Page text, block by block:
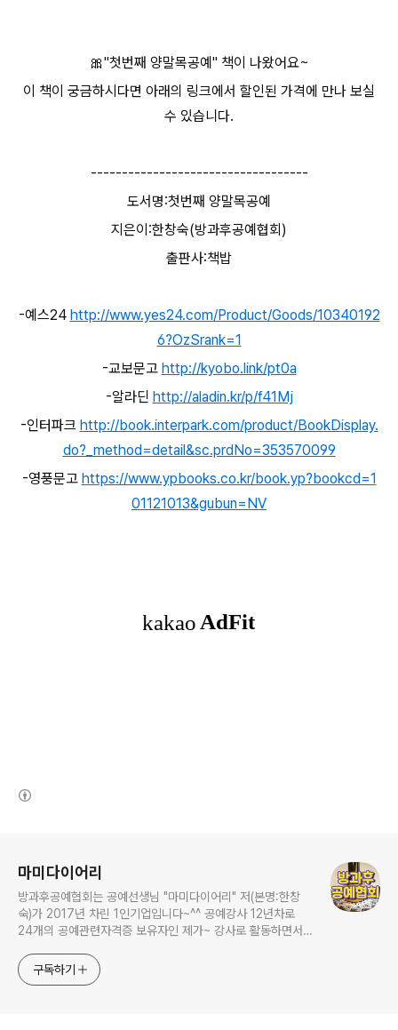
🎀"첫번째 양말목공예" 책이 나왔어요~
이 책이 궁금하시다면 아래의 링크에서 할인된 가격에 만나 보실
수 있습니다.
-----------------------------------
도서명:첫번째 양말목공예
지은이:한창숙(방과후공예협회)
출판사:책밥
-예스24 http://www.yes24.com/Product/Goods/10340192
6?OzSrank=1
-교보문고 http://kyobo.link/pt0a
-알라딘 http://aladin.kr/p/f41Mj
-인터파크 http://book.interpark.com/product/BookDisplay.
do?_method=detail&sc.prdNo=353570099
-영풍문고 https://www.ypbooks.co.kr/book.yp?bookcd=1
01121013&gubun=NV
마미다이어리
방과후공예협회는 공예선생님 "마미다이어리" 저(본명:한창
숙)가 2017년 차린 1인기업입니다~^^ 공예강사 12년차로
24개의 공예관련자격증 보유자인 제가~ 강사로 활동하면서
평생교육 시대에 어떻게 하면 잘 놀 수 있을까를 연구한답니
다. 취미를 가진 사람이 훨씬 더 풍요로운 삶을 살 수 있다는
구독하기